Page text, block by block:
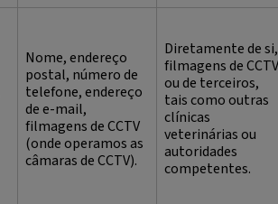
Nome, endereço
postal, número de
telefone, endereço
de e-mail,
filmagens de CCTV
(onde operamos as
câmaras de CCTV).
Diretamente de si,
filmagens de CCTV
ou de terceiros,
tais como outras
clínicas
veterinárias ou
autoridades
competentes.